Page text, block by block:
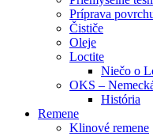
Príprava
Čističe
Oleje
Loctite
Niečo o
OKS –
História
Remene
Klinové remene